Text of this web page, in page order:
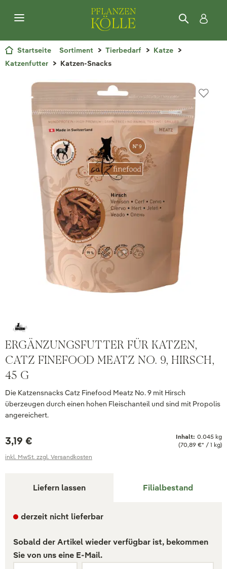
Startseite Sortiment Tierbedarf
Katze
Katzenfutter
Katzen-Snacks
ERGÄNZUNGSFUTTER FÜR KATZEN,
CATZ FINEFOOD MEATZ NO. 9, HIRSCH,
45 G
Die Katzensnacks Catz Finefood Meatz No. 9 mit Hirsch
überzeugen durch einen hohen Fleischanteil und sind mit Propolis
angereichert.
3,19 € Inhalt: 0.045 kg
(70,89 €* / 1 kg)
inkl. MwSt. zzgl. Versandkosten
Liefern lassen Filialbestand
derzeit nicht lieferbar
Sobald der Artikel wieder verfügbar ist, bekommen
Sie von uns eine E-Mail.